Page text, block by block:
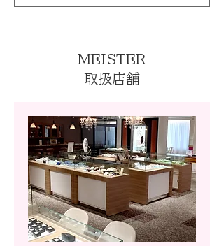
MEISTER
取扱店舗